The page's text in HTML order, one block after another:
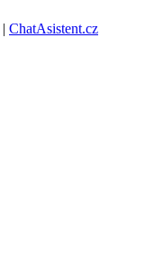
| ChatAsistent.cz